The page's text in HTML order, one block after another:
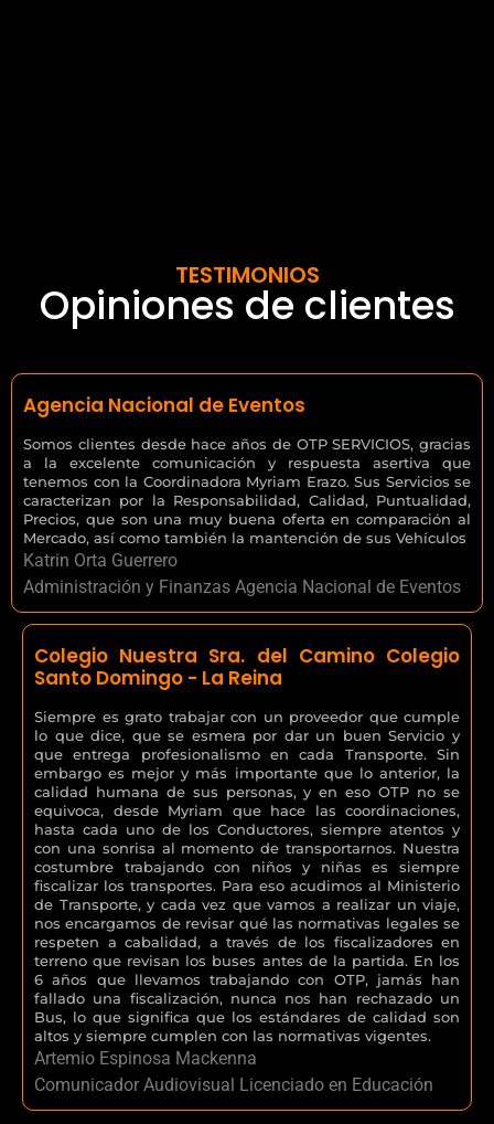
TESTIMONIOS
Opiniones de clientes
Agencia Nacional de Eventos
Somos clientes desde hace años de OTP SERVICIOS, gracias
a la excelente comunicación y respuesta asertiva que
tenemos con la Coordinadora Myriam Erazo. Sus Servicios se
caracterizan por la Responsabilidad, Calidad, Puntualidad,
Precios, que son una muy buena oferta en comparación al
Mercado, así como también la mantención de sus Vehículos
Katrin Orta Guerrero
Administración y Finanzas Agencia Nacional de Eventos
Colegio Nuestra Sra. del Camino Colegio
Santo Domingo - La Reina
Siempre es grato trabajar con un proveedor que cumple
lo que dice, que se esmera por dar un buen Servicio y
que entrega profesionalismo en cada Transporte. Sin
embargo es mejor y más importante que lo anterior, la
calidad humana de sus personas, y en eso OTP no se
equivoca, desde Myriam que hace las coordinaciones,
hasta cada uno de los Conductores, siempre atentos y
con una sonrisa al momento de transportarnos. Nuestra
costumbre trabajando con niños y niñas es siempre
fiscalizar los transportes. Para eso acudimos al Ministerio
de Transporte, y cada vez que vamos a realizar un viaje,
nos encargamos de revisar qué las normativas legales se
respeten a cabalidad, a través de los fiscalizadores en
terreno que revisan los buses antes de la partida. En los
6 años que llevamos trabajando con OTP, jamás han
fallado una fiscalización, nunca nos han rechazado un
Bus, lo que significa que los estándares de calidad son
altos y siempre cumplen con las normativas vigentes.
Artemio Espinosa Mackenna
Comunicador Audiovisual Licenciado en Educación